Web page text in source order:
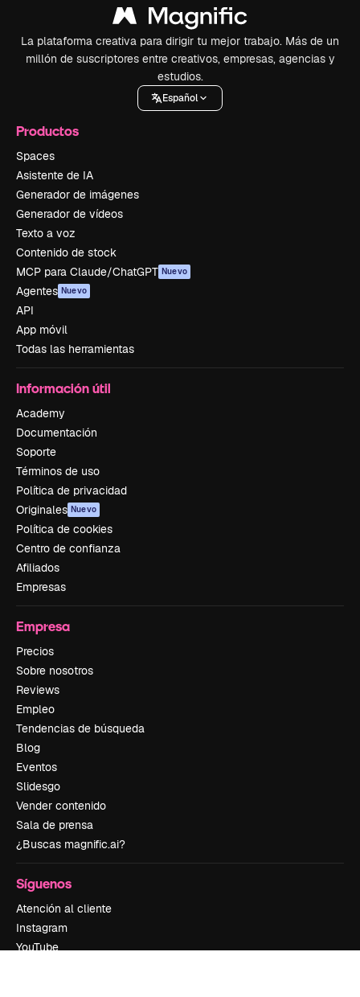
La plataforma creativa para dirigir tu mejor trabajo. Más de un
millón de suscriptores entre creativos, empresas, agencias y
estudios.
Español
Productos
Spaces
Asistente de IA
Generador de imágenes
Generador de vídeos
Texto a voz
Contenido de stock
MCP para Claude/ChatGPT Nuevo
Agentes Nuevo
API
App móvil
Todas las herramientas
Información útil
Academy
Documentación
Soporte
Términos de uso
Política de privacidad
Originales Nuevo
Política de cookies
Centro de confianza
Afiliados
Empresas
Empresa
Precios
Sobre nosotros
Reviews
Empleo
Tendencias de búsqueda
Blog
Eventos
Slidesgo
Vender contenido
Sala de prensa
¿Buscas magnific.ai?
Síguenos
Atención al cliente
Instagram
YouTube